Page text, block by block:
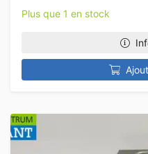
Plus que 1 en stock